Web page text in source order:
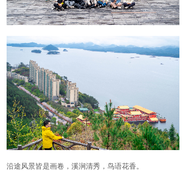
沿途风景皆是画卷，溪涧清秀，鸟语花香。